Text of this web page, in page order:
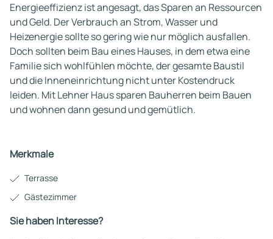
Energieeffizienz ist angesagt, das Sparen an Ressourcen
und Geld. Der Verbrauch an Strom, Wasser und
Heizenergie sollte so gering wie nur möglich ausfallen.
Doch sollten beim Bau eines Hauses, in dem etwa eine
Familie sich wohlfühlen möchte, der gesamte Baustil
und die Inneneinrichtung nicht unter Kostendruck
leiden. Mit Lehner Haus sparen Bauherren beim Bauen
und wohnen dann gesund und gemütlich.
Merkmale
Terrasse
Gästezimmer
Sie haben Interesse?